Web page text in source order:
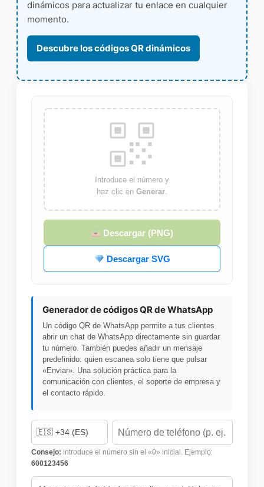
dinámicos para actualizar tu enlace en cualquier
momento.
Descubre los códigos QR dinámicos
Generador de códigos QR de WhatsApp
Un código QR de WhatsApp permite a tus clientes
abrir un chat de WhatsApp directamente sin guardar
tu número. También puedes añadir un mensaje
predefinido: quien escanea solo tiene que pulsar
«Enviar». Una solución práctica para la
comunicación con clientes, el soporte de empresa y
el contacto rápido.
Consejo: introduce el número sin el «0» inicial. Ejemplo:
600123456
Introduce el número y
haz clic en Generar.
Descargar (PNG)
Descargar SVG